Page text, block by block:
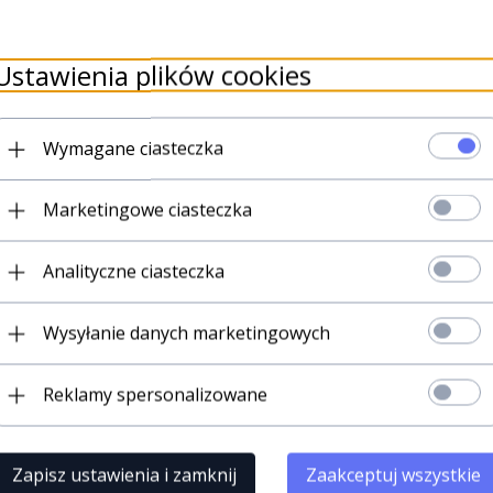
w 100% z naturalnej czystej bawełny Mako.
wykańczania bawełny, pościel zyskuje aksamitny,
przyjemny i lekki nastrój.
łatwa do czyszczenia: po normalnym praniu w pralce
plików cookies
Wymagane ciasteczka
Marketingowe ciasteczka
Analityczne ciasteczka
Wysyłanie danych marketingowych
Reklamy spersonalizowane
Zapisz ustawienia i zamknij Zaakceptuj wszystkie